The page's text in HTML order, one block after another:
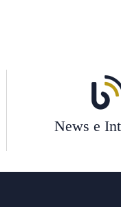
News e